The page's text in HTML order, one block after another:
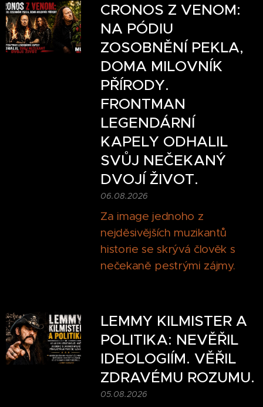
CRONOS Z VENOM:
NA PÓDIU
ZOSOBNĚNÍ PEKLA,
DOMA MILOVNÍK
PŘÍRODY.
FRONTMAN
LEGENDÁRNÍ
KAPELY ODHALIL
SVŮJ NEČEKANÝ
DVOJÍ ŽIVOT.
06.08.2026
Za image jednoho z
nejděsivějších muzikantů
historie se skrývá člověk s
nečekaně pestrými zájmy.
LEMMY KILMISTER A
POLITIKA: NEVĚŘIL
IDEOLOGIÍM. VĚŘIL
ZDRAVÉMU ROZUMU.
05.08.2026